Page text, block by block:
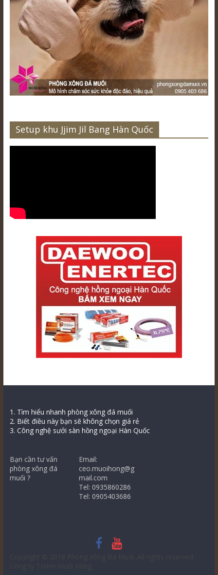
Setup khu Jjim Jil Bang Hàn Quốc
1. Tìm hiểu nhanh phòng xông đá muối
2. Biết điều này bạn sẽ không chọn giá rẻ
3. Công nghệ sưởi sàn hồng ngoại Hàn Quốc
Bạn cần tư vấn
phòng xông đá
muối ?
Email:
ceo.muoihong@g
mail.com
Tel: 0935860286
Tel: 0905403686